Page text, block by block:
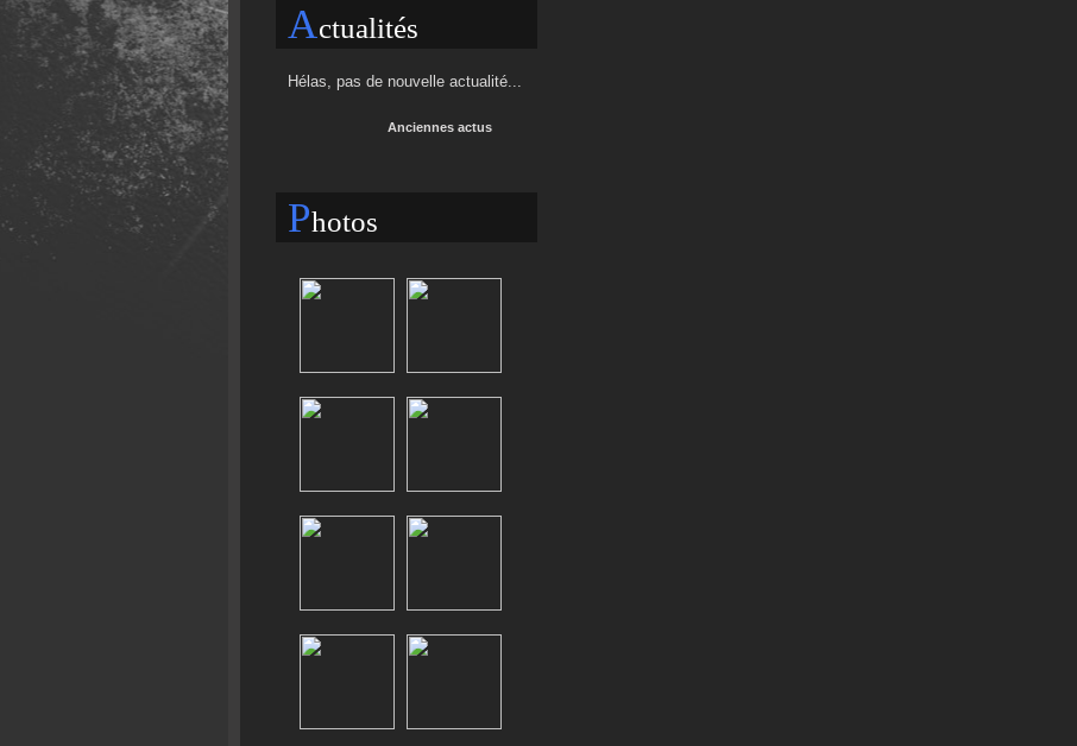
Actualités
Hélas, pas de nouvelle actualité...
Anciennes actus
Photos